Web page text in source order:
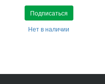
Подписаться
Нет в наличии